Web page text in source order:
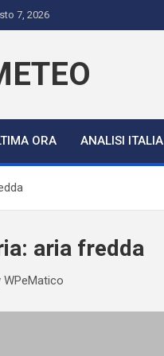
7, 2026
ORA ANALISI ITALIA
aria fredda